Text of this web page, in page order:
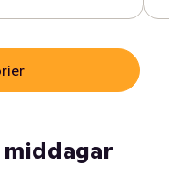
middagar